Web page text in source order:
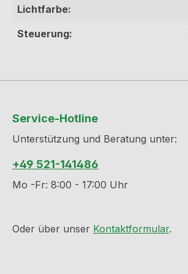
Lichtfarbe:
Steuerung:
Service-Hotline
Unterstützung und Beratung unter:
+49 521-141486
Mo -Fr: 8:00 - 17:00 Uhr
Oder über unser Kontaktformular.